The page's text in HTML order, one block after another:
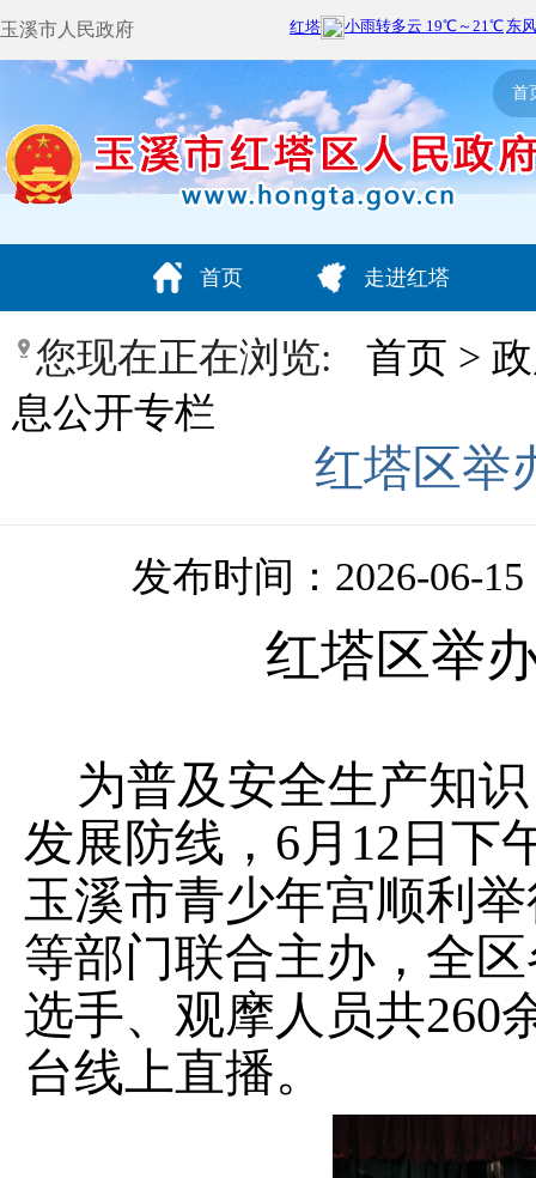
玉溪市人民政府
首
首页 走进红塔
您现在正在浏览: 首页 >
息公开专栏
红塔区举
发布时间：2026-06-15
红塔区举
为普及安全生产知识
发展防线， 6月 12 日下
玉溪市青少年宫顺利
等部门联合主办，全
选手、 观摩人员共260
台线上直播。